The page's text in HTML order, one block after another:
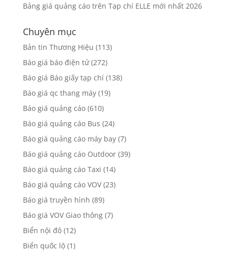
Bảng giá quảng cáo trên Tạp chí ELLE mới nhất 2026
Chuyên mục
Bản tin Thương Hiệu (113)
Báo giá báo điện tử(272)
Báo giá Báo giấy tạp chí(138)
Báo giá qc thang máy(19)
Báo giá quảng cáo(610)
Báo giá quảng cáo Bus (24)
Báo giá quảng cáo máy bay(7)
Báo giá quảng cáo Outdoor(39)
Báo giá quảng cáo Taxi (14)
Báo giá quảng cáo VOV(23)
Báo giá truyền hình (89)
Báo giá VOV Giao thông(7)
Biển nội đô(12)
Biển quốc lộ(1)